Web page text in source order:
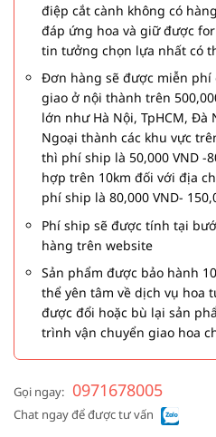
điệp cắt cành không có
đáp ứng hoa và giữ được
tin tưởng chọn lựa nhất có
Đơn hàng sẽ được miễn
giao ở nội thành trên
lớn như Hà Nội, TpHCM,
Ngoại thành các khu vực
thì phí ship là 50,000 VND -
hợp trên 10km đối với địa
phí ship là 80,000 VND-
Phí ship sẽ được tính tại
hàng trên website
Sản phẩm được bảo hành
thể yên tâm về dịch vụ hoa
được đổi hoặc bù lại sản
trình vận chuyển giao hoa
Gọi ngay: 0971678005
Chat ngay để được tư vấn